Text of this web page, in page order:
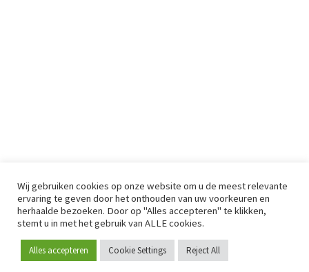
Word lid
Wij gebruiken cookies op onze website om u de meest relevante
ervaring te geven door het onthouden van uw voorkeuren en
herhaalde bezoeken. Door op "Alles accepteren" te klikken,
stemt u in met het gebruik van ALLE cookies.
Alles accepteren Cookie Settings Reject All